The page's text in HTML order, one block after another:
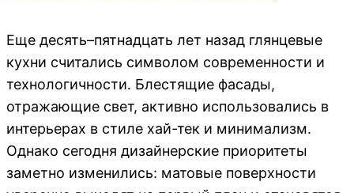
Еще десять–пятнадцать лет назад глянцевые
кухни считались символом современности и
технологичности. Блестящие фасады,
отражающие свет, активно использовались в
интерьерах в стиле хай-тек и минимализм.
Однако сегодня дизайнерские приоритеты
заметно изменились: матовые поверхности